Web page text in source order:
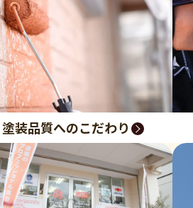
塗装品質へのこだわり